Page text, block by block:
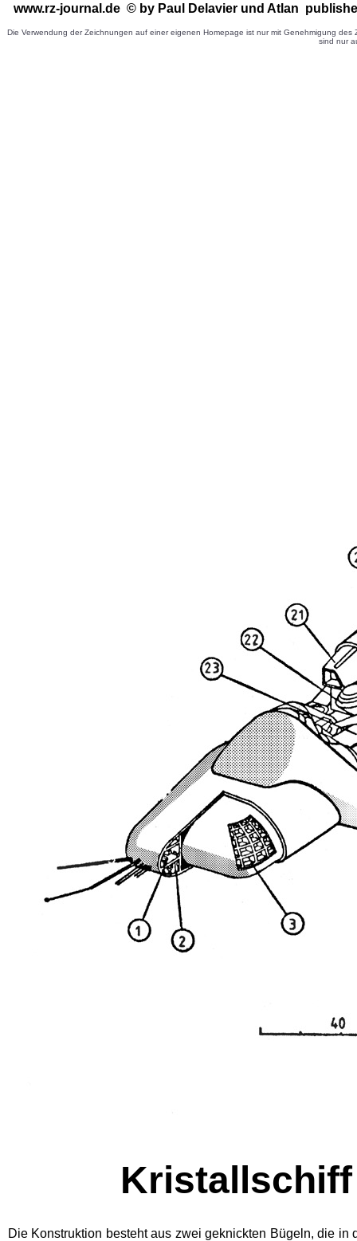
www.rz-journal.de © by Paul Delavier und Atlan
Die Verwendung der Zeichnungen auf einer eigenen Homepage ist nur mit Genehmigung
sind nur
Kristallschiff
Die Konstruktion besteht aus zwei geknickten Bügeln, die